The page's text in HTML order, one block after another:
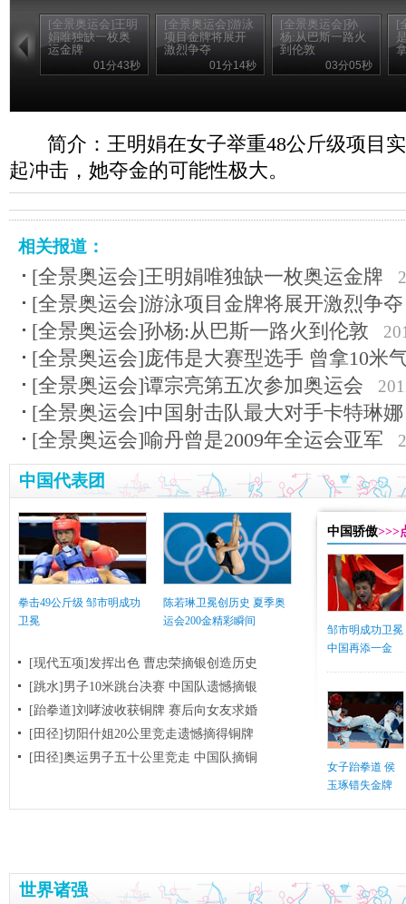
[全景奥运会]王明
娟唯独缺一枚奥
运金牌
01分43秒
[全景奥运会]游泳
项目金牌将展开
激烈争夺
01分14秒
[全景奥运会]孙
杨:从巴斯一路火
到伦敦
03分05秒
[
简介：王明娟在女子举重48公斤级项目
起冲击，她夺金的可能性极大。
相关报道：
[全景奥运会]王明娟唯独缺一枚奥运金牌
[全景奥运会]游泳项目金牌将展开激烈争夺
[全景奥运会]孙杨:从巴斯一路火到伦敦
[全景奥运会]庞伟是大赛型选手 曾拿10米
[全景奥运会]谭宗亮第五次参加奥运会
[全景奥运会]中国射击队最大对手卡特琳娜
[全景奥运会]喻丹曾是2009年全运会亚军
中国代表团
拳击49公斤级 邹市明成功
卫冕
陈若琳卫冕创历史 夏季奥
运会200金精彩瞬间
[现代五项]发挥出色 曹忠荣摘银创造历史
[跳水]男子10米跳台决赛 中国队遗憾摘银
[跆拳道]刘哮波收获铜牌 赛后向女友求婚
[田径]切阳什姐20公里竞走遗憾摘得铜牌
[田径]奥运男子五十公里竞走 中国队摘铜
中国骄傲>>>
邹市明成功卫冕
中国再添一金
女子跆拳道 侯
玉琢错失金牌
世界诸强